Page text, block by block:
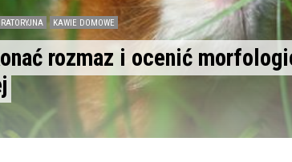
KAWIE DOMOWE
rozmaz i ocenić